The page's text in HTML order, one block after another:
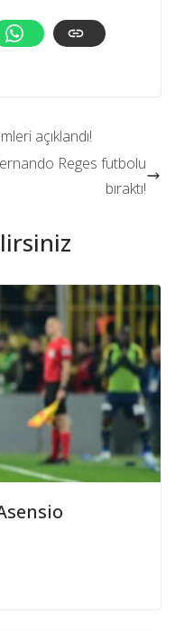
açıklandı!
Reges futbolu
bıraktı!